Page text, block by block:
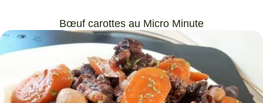
Bœuf carottes au Micro Minute